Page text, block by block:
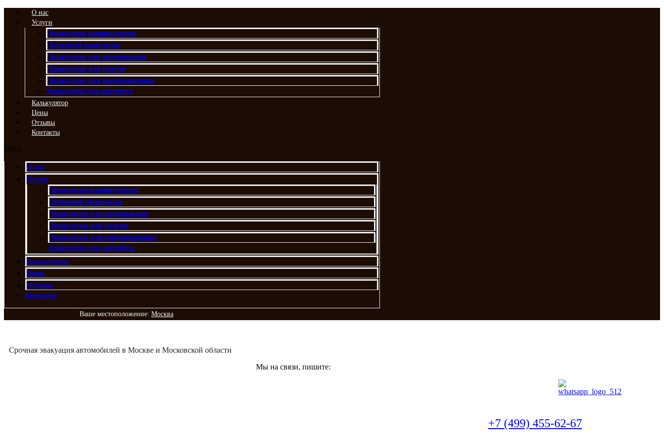
Перейти
содержимому
О нас
Услуги
Эвакуатор манипулятор
Легковой эвакуатор
Эвакуатор для мотоциклов
Эвакуатор для газели
Эвакуатор для внедорожника
Эвакуатор для автобуса
Калькулятор
Цены
Отзывы
Контакты
Menu
О нас
Услуги
Эвакуатор манипулятор
Легковой эвакуатор
Эвакуатор для мотоциклов
Эвакуатор для газели
Эвакуатор для внедорожника
Эвакуатор для автобуса
Калькулятор
Цены
Отзывы
Контакты
Ваше местоположение: Москва
Срочная эвакуация автомобилей в Москве и Московской области
Мы на связи, пишите:
+7 (499) 455-62-67